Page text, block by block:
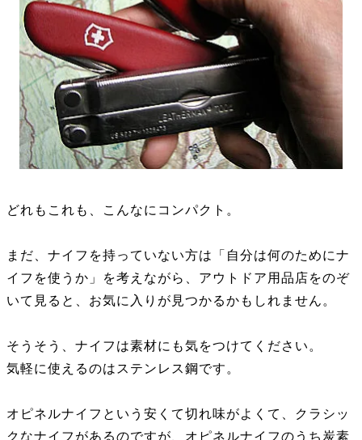
どれもこれも、こんなにコンパクト。
まだ、ナイフを持っていない方は「自分は何のためにナ
イフを使うか」を考えながら、アウトドア用品店をのぞ
いて見ると、お気に入りが見つかるかもしれません。
そうそう、ナイフは素材にも気をつけてください。
気軽に使えるのはステンレス鋼です。
オピネルナイフという安くて切れ味がよくて、クラシッ
クなナイフがあるのですが、オピネルナイフのうち炭素